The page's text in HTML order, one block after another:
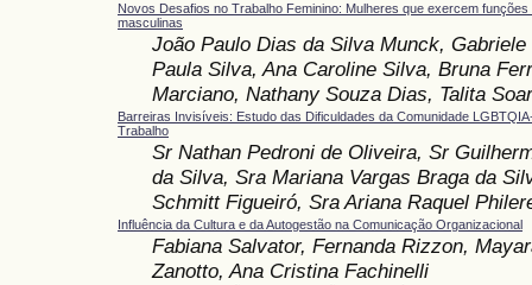
Novos Desafios no Trabalho Feminino: Mulheres que exercem funções
masculinas
João Paulo Dias da Silva Munck,
Paula Silva, Ana Caroline Silva, Bruna
Marciano, Nathany Souza Dias, Talita
Barreiras Invisíveis: Estudo das Dificuldades da Comunidade
Trabalho
Sr Nathan Pedroni de Oliveira, Sr
da Silva, Sra Mariana Vargas Braga da
Schmitt Figueiró, Sra Ariana Raquel
Influência da Cultura e da Autogestão na Comunicação Organizacional
Fabiana Salvator, Fernanda Rizzon,
Zanotto, Ana Cristina Fachinelli